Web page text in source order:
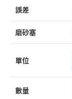
誤差
磨砂塞
單位
數量